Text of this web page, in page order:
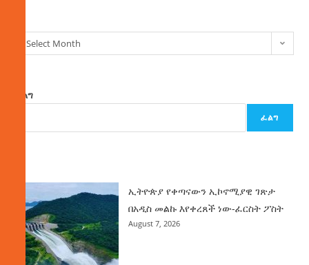
Select Month
ፈልግ
ፈልግ
ኢትዮጵያ የቀጣናውን ኢኮኖሚያዊ ገጽታ
በአዲስ መልኩ እየቀረጸች ነው-ፈርስት ፖስት
August 7, 2026